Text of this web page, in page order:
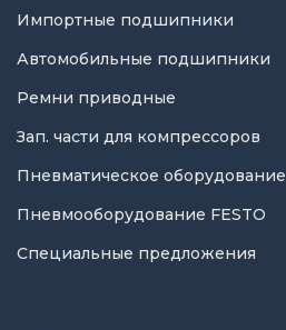
Импортные подшипники
Автомобильные подшипники
Ремни приводные
Зап. части для компрессоров
Пневматическое оборудование
Пневмооборудование FESTO
Специальные предложения